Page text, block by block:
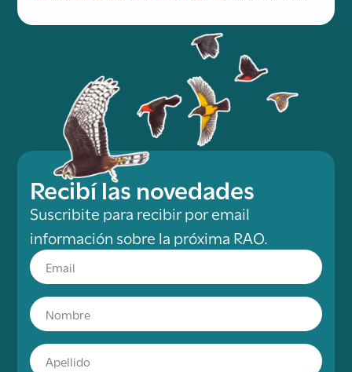
Recibí las novedades
Suscribite para recibir por email
información sobre la próxima RAO.